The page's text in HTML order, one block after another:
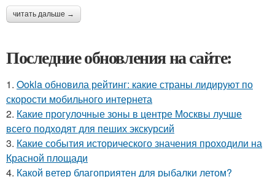
читать дальше →
Последние обновления на сайте:
1. Ookla обновила рейтинг: какие страны лидируют по
скорости мобильного интернета
2. Какие прогулочные зоны в центре Москвы лучше
всего подходят для пеших экскурсий
3. Какие события исторического значения проходили на
Красной площади
4. Какой ветер благоприятен для рыбалки летом?